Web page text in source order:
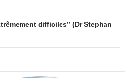
difficiles” (Dr Stephan